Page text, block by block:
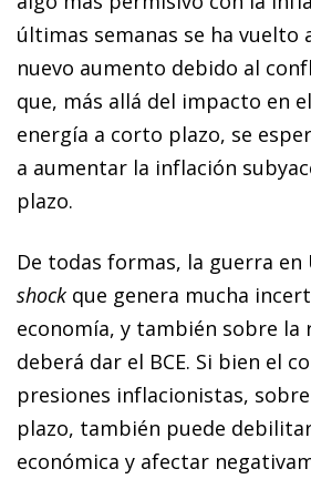
últimas semanas se ha vuelto
nuevo aumento debido al
que, más allá del impacto en
energía a corto plazo, se
a aumentar la inflación
plazo.
De todas formas, la guerra en
shock que ge­­­­nera mucha
economía, y también sobre la
deberá dar el BCE. Si bien el
presiones inflacionistas,
plazo, también puede
económica y afectar